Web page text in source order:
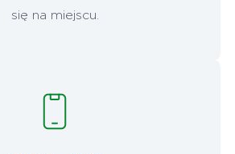
się na miejscu.